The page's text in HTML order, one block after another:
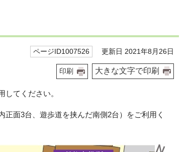
ページID1007526 更新日 2021年8月26日
印刷 大きな文字で印刷
てください。
面3台、遊歩道を挟んだ南側2台）をご利用く